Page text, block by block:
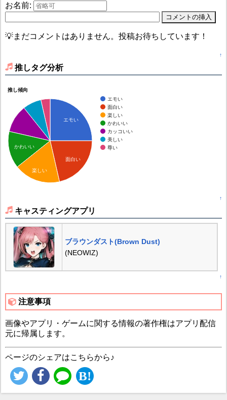
お名前:
💡まだコメントはありません。投稿お待ちしています！
↑
推しタグ分析
推し傾向
エモい
面白い
楽しい
かわいい
カッコいい
美しい
尊い
エモい
面白い
かわいい
楽しい
↑
キャスティングアプリ
ブラウンダスト(Brown Dust)
(NEOWIZ)
↑
注意事項
画像やアプリ・ゲームに関する情報の著作権はアプリ配信
元に帰属します。
ページのシェアはこちらから♪